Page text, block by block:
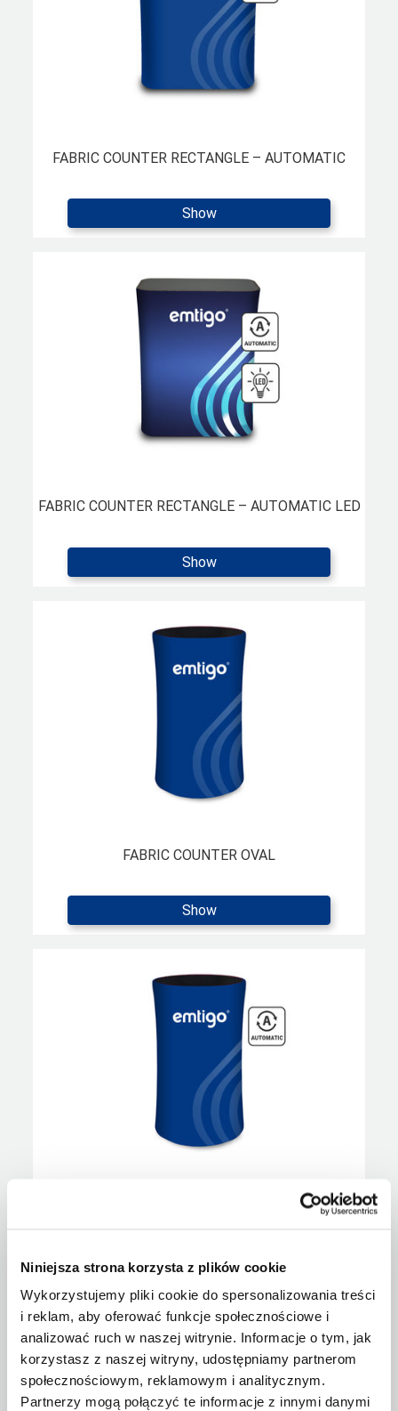
Niniejsza strona korzysta z plików cookie
Wykorzystujemy pliki cookie do spersonalizowania treści
i reklam, aby oferować funkcje społecznościowe i
analizować ruch w naszej witrynie. Informacje o tym, jak
korzystasz z naszej witryny, udostępniamy partnerom
społecznościowym, reklamowym i analitycznym.
Partnerzy mogą połączyć te informacje z innymi danymi
FABRIC COUNTER RECTANGLE – AUTOMATIC
Show
FABRIC COUNTER RECTANGLE – AUTOMATIC LED
Show
FABRIC COUNTER OVAL
Show
FABRIC COUNTER OVAL – AUTOMATIC
Show